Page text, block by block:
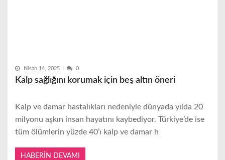
Nisan 14, 2025 0
Kalp sağlığını korumak için beş altın öneri
Kalp ve damar hastalıkları nedeniyle dünyada yılda 20
milyonu aşkın insan hayatını kaybediyor. Türkiye’de ise
tüm ölümlerin yüzde 40’ı kalp ve damar h
HABERIN DEVAMI